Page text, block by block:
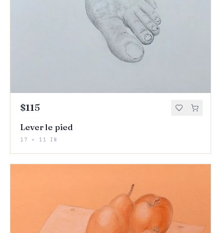
$115
Lever le pied
17 × 11 IN